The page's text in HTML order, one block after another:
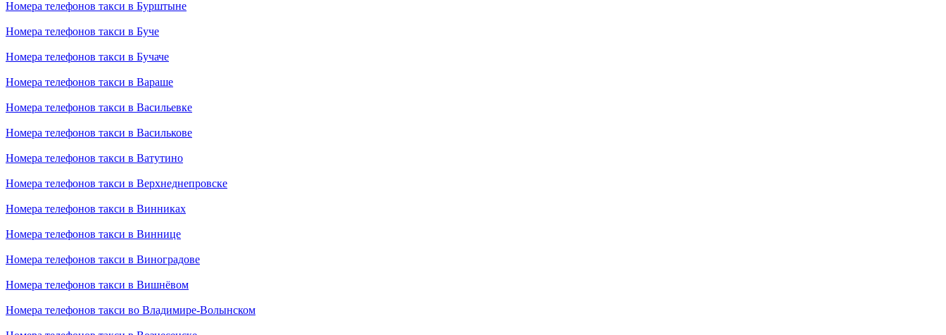
Номера телефонов такси в Бурштыне
Номера телефонов такси в Буче
Номера телефонов такси в Бучаче
Номера телефонов такси в Вараше
Номера телефонов такси в Васильевке
Номера телефонов такси в Василькове
Номера телефонов такси в Ватутино
Номера телефонов такси в Верхнеднепровске
Номера телефонов такси в Винниках
Номера телефонов такси в Виннице
Номера телефонов такси в Виноградове
Номера телефонов такси в Вишнёвом
Номера телефонов такси во Владимире-Волынском